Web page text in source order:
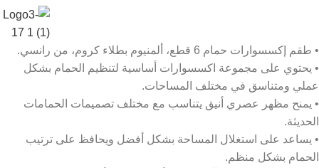
• طقم إكسسوارات حمام 6 قطع، ألمنيوم بطلاء كروم، من رانسي.
• يحتوي على مجموعة اكسسوارات أساسية لتنظيم الحمام بشكل
عملي ومتناسق في مختلف المساحات.
• يمنح مظهر عصري أنيق يتناسب مع مختلف تصميمات الحمامات
الحديثة.
• يساعد على استغلال المساحة بشكل أفضل ويحافظ على ترتيب
الحمام بشكل منظم.